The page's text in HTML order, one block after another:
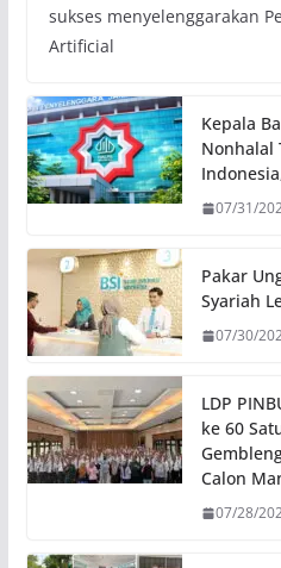
sukses menyelenggarakan
Artificial
Kepala
Nonhalal
07/31/
Pakar
Syariah
07/30/
LDP
ke 60
Calon
07/28/